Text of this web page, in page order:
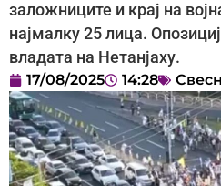
заложниците и крај на
најмалку 25 лица.
владата на Нетанјаху.
17/08/2025 14:28